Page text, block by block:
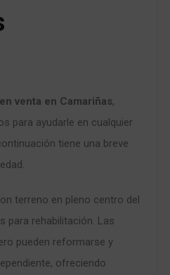
venta en Camariñas,
para ayudarle en cualquier
tiene una breve
terreno en pleno centro del
para rehabilitación. Las
pueden reformarse y
ofreciendo